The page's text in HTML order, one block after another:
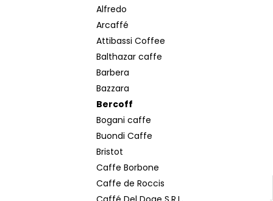
Alfredo
Arcaffé
Attibassi Coffee
Balthazar caffe
Barbera
Bazzara
Bercoff
Bogani caffe
Buondi Caffe
Bristot
Caffe Borbone
Caffe de Roccis